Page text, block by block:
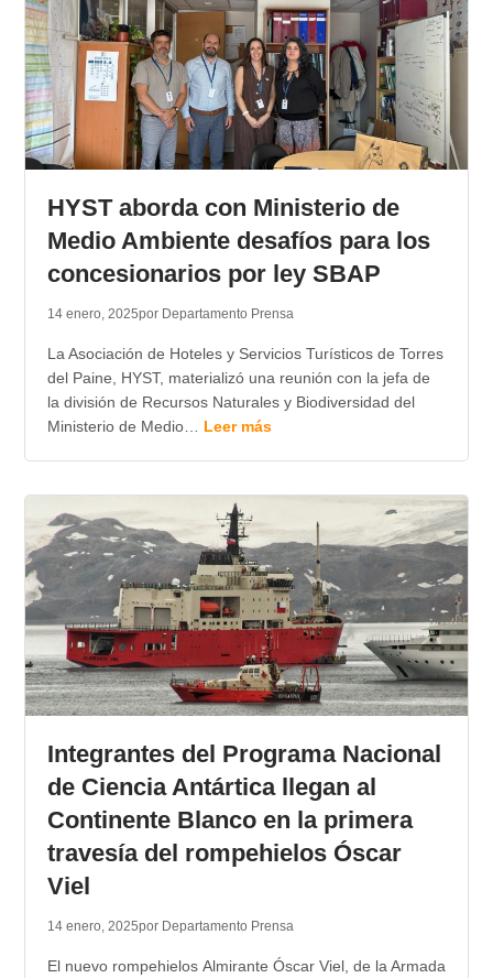
HYST aborda con Ministerio de
Medio Ambiente desafíos para los
concesionarios por ley SBAP
14 enero, 2025por Departamento Prensa
La Asociación de Hoteles y Servicios Turísticos de Torres
del Paine, HYST, materializó una reunión con la jefa de
la división de Recursos Naturales y Biodiversidad del
Ministerio de Medio… Leer más
Integrantes del Programa Nacional
de Ciencia Antártica llegan al
Continente Blanco en la primera
travesía del rompehielos Óscar
Viel
14 enero, 2025por Departamento Prensa
El nuevo rompehielos Almirante Óscar Viel, de la Armada